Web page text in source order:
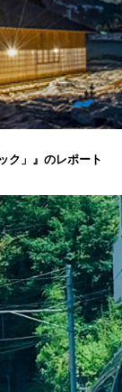
ク」』のレポート